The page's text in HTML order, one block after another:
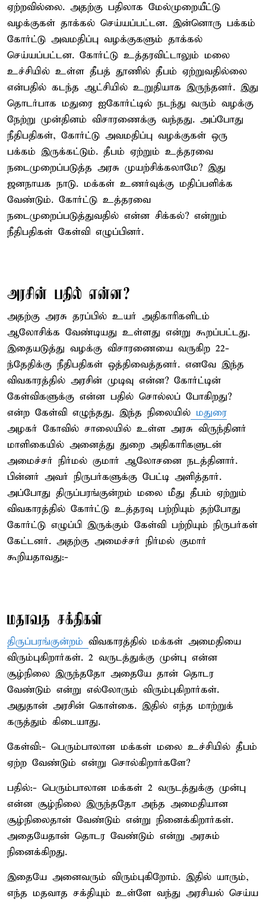
ஏற்றவில்லை. அதற்கு பதிலாக மேல்முறையீட்டு
வழக்குகள் தாக்கல் செய்யப்பட்டன. இன்னொரு பக்கம்
கோர்ட்டு அவமதிப்பு வழக்குகளும் தாக்கல்
செய்யப்பட்டன. கோர்ட்டு உத்தரவிட்டாலும் மலை
உச்சியில் உள்ள தீபத் தூணில் தீபம் ஏற்றுவதில்லை
என்பதில் கடந்த ஆட்சியில் உறுதியாக இருந்தனர். இது
தொடர்பாக மதுரை ஐகோர்ட்டில் நடந்து வரும் வழக்கு
நேற்று முன்தினம் விசாரணைக்கு வந்தது. அப்போது
நீதிபதிகள், கோர்ட்டு அவமதிப்பு வழக்குகள் ஒரு
பக்கம் இருக்கட்டும். தீபம் ஏற்றும் உத்தரவை
நடைமுறைப்படுத்த அரசு முயற்சிக்கலாமே? இது
ஜனநாயக நாடு. மக்கள் உணர்வுக்கு மதிப்பளிக்க
வேண்டும். கோர்ட்டு உத்தரவை
நடைமுறைப்படுத்துவதில் என்ன சிக்கல்? என்றும்
நீதிபதிகள் கேள்வி எழுப்பினர்.
அரசின் பதில் என்ன?
அதற்கு அரசு தரப்பில் உயர் அதிகாரிகளிடம்
ஆலோசிக்க வேண்டியது உள்ளது என்று கூறப்பட்டது.
இதையடுத்து வழக்கு விசாரணையை வருகிற 22-
ந்தேதிக்கு நீதிபதிகள் ஒத்திவைத்தனர். எனவே இந்த
விவகாரத்தில் அரசின் முடிவு என்ன? கோர்ட்டின்
கேள்விகளுக்கு என்ன பதில் சொல்லப் போகிறது?
என்ற கேள்வி எழுந்தது. இந்த நிலையில் மதுரை
அழகர் கோவில் சாலையில் உள்ள அரசு விருந்தினர்
மாளிகையில் அனைத்து துறை அதிகாரிகளுடன்
அமைச்சர் நிர்மல் குமார் ஆலோசனை நடத்தினார்.
பின்னர் அவர் நிருபர்களுக்கு பேட்டி அளித்தார்.
அப்போது திருப்பரங்குன்றம் மலை மீது தீபம் ஏற்றும்
விவகாரத்தில் கோர்ட்டு உத்தரவு பற்றியும் தற்போது
கோர்ட்டு எழுப்பி இருக்கும் கேள்வி பற்றியும் நிருபர்கள்
கேட்டனர். அதற்கு அமைச்சர் நிர்மல் குமார்
கூறியதாவது:-
மதாவத சக்திகள்
திருப்பரங்குன்றம் விவகாரத்தில் மக்கள் அமைதியை
விரும்புகிறார்கள். 2 வருடத்துக்கு முன்பு என்ன
சூழ்நிலை இருந்ததோ அதையே தான் தொடர
வேண்டும் என்று எல்லோரும் விரும்புகிறார்கள்.
அதுதான் அரசின் கொள்கை. இதில் எந்த மாற்றுக்
கருத்தும் கிடையாது.
கேள்வி:- பெரும்பாலான மக்கள் மலை உச்சியில் தீபம்
ஏற்ற வேண்டும் என்று சொல்கிறார்களே?
பதில்:- பெரும்பாலான மக்கள் 2 வருடத்துக்கு முன்பு
என்ன சூழ்நிலை இருந்ததோ அந்த அமைதியான
சூழ்நிலைதான் வேண்டும் என்று நினைக்கிறார்கள்.
அதையேதான் தொடர வேண்டும் என்று அரசும்
நினைக்கிறது.
இதையே அனைவரும் விரும்புகிறோம். இதில் யாரும்,
எந்த மதவாத சக்தியும் உள்ளே வந்து அரசியல் செய்ய